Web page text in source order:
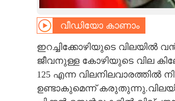
CARTOONS
LITERATURE
വീഡിയോ കാണാം
ഇറച്ചിക്കോഴിയുടെ വിലയിൽ
ജീവനുള്ള കോഴിയുടെ വില
125 എന്ന
ഉണ്ടാകുമെന്ന്